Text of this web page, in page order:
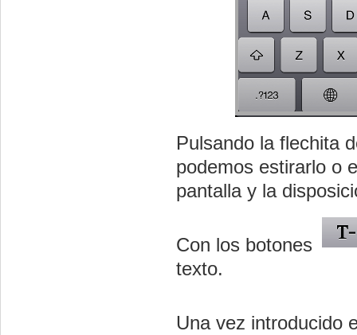
Pulsando la flechita
podemos estirarlo o
pantalla y la
Con los botones
texto.
Una vez introducido